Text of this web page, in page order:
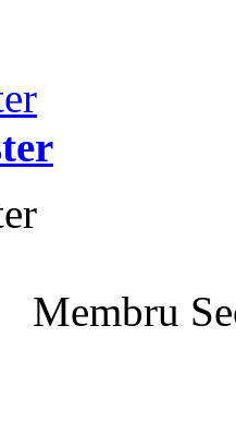
Membru